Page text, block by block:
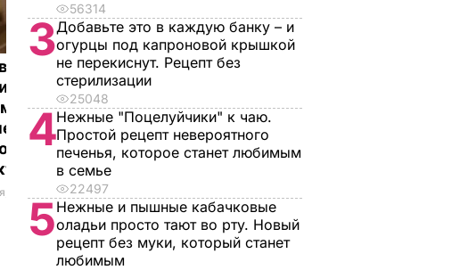
Власть
за каждым
шагом и при
может
в метро
19.23 МИР
Теракт в метро
Санкт-Петербурга.
Фоторепортаж
3 апреля, 18.22СОБЫТИЯ
56314
3Добавьте это в каждую банку – и
огурцы под капроновой крышкой
не перекиснут. Рецепт без
стерилизации
25048
4Нежные "Поцелуйчики" к чаю.
Простой рецепт невероятного
печенья, которое станет любимым
в семье
22497
5Нежные и пышные кабачковые
оладьи просто тают во рту. Новый
рецепт без муки, который станет
любимым